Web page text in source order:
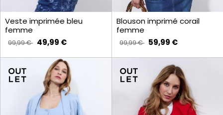
Veste imprimée bleu
femme
99,99 € 49,99 €
Blouson imprimé corail
femme
99,99 € 59,99 €